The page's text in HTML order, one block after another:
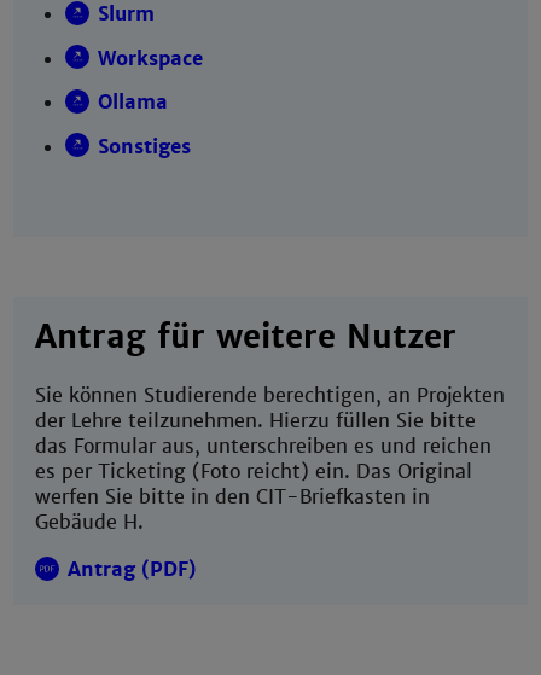
Slurm
Workspace
Ollama
Sonstiges
Antrag für weitere Nutzer
Sie können Studierende berechtigen, an Projekten
der Lehre teilzunehmen. Hierzu füllen Sie bitte
das Formular aus, unterschreiben es und reichen
es per Ticketing (Foto reicht) ein. Das Original
werfen Sie bitte in den CIT-Briefkasten in
Gebäude H.
Antrag (PDF)